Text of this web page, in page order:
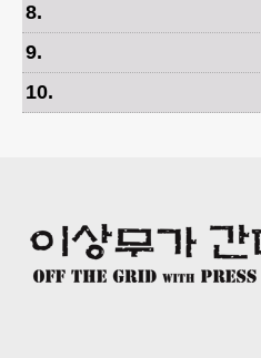
8.
9.
10.